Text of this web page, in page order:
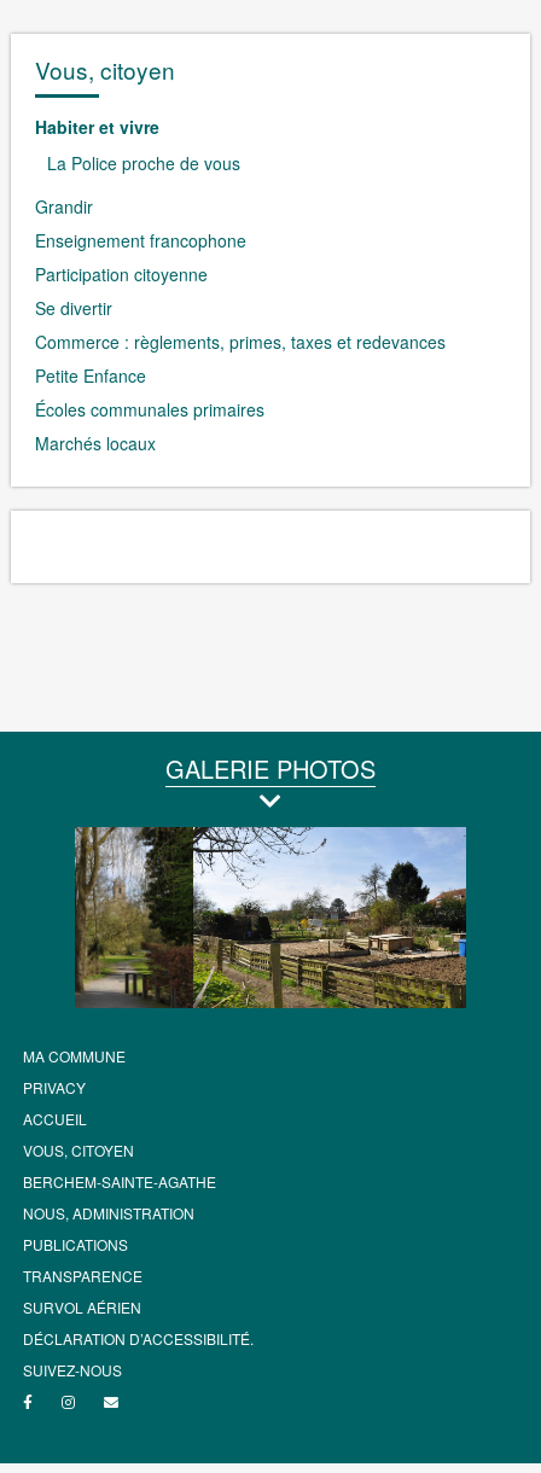
Vous, citoyen
Habiter et vivre
La Police proche de vous
Grandir
Enseignement francophone
Participation citoyenne
Se divertir
Commerce : règlements, primes, taxes et redevances
Petite Enfance
Écoles communales primaires
Marchés locaux
GALERIE PHOTOS
MA COMMUNE
PRIVACY
ACCUEIL
VOUS, CITOYEN
BERCHEM-SAINTE-AGATHE
NOUS, ADMINISTRATION
PUBLICATIONS
TRANSPARENCE
SURVOL AÉRIEN
DÉCLARATION D’ACCESSIBILITÉ.
SUIVEZ-NOUS